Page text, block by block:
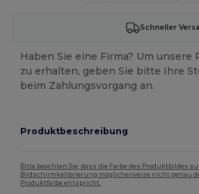
Schneller
Haben Sie eine Firma? Um unsere
zu erhalten, geben Sie bitte Ihre
beim Zahlungsvorgang an.
Produktbeschreibung
Bitte beachten Sie, dass die Farbe des Produktbildes
Bildschirmkalibrierung möglicherweise nicht genau
Produktfarbe entspricht.